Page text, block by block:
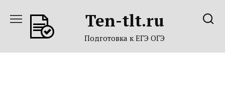
содержанию
Ten-tlt.ru
Подготовка к ЕГЭ ОГЭ